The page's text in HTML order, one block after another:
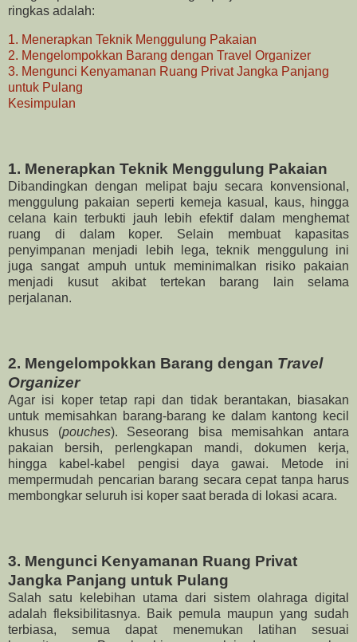
ringkas adalah:
1. Menerapkan Teknik Menggulung Pakaian
2. Mengelompokkan Barang dengan Travel Organizer
3. Mengunci Kenyamanan Ruang Privat Jangka Panjang
untuk Pulang
Kesimpulan
1. Menerapkan Teknik Menggulung Pakaian
Dibandingkan dengan melipat baju secara konvensional,
menggulung pakaian seperti kemeja kasual, kaus, hingga
celana kain terbukti jauh lebih efektif dalam menghemat
ruang di dalam koper. Selain membuat kapasitas
penyimpanan menjadi lebih lega, teknik menggulung ini
juga sangat ampuh untuk meminimalkan risiko pakaian
menjadi kusut akibat tertekan barang lain selama
perjalanan.
2. Mengelompokkan Barang dengan Travel
Organizer
Agar isi koper tetap rapi dan tidak berantakan, biasakan
untuk memisahkan barang-barang ke dalam kantong kecil
khusus (pouches). Seseorang bisa memisahkan antara
pakaian bersih, perlengkapan mandi, dokumen kerja,
hingga kabel-kabel pengisi daya gawai. Metode ini
mempermudah pencarian barang secara cepat tanpa harus
membongkar seluruh isi koper saat berada di lokasi acara.
3. Mengunci Kenyamanan Ruang Privat
Jangka Panjang untuk Pulang
Salah satu kelebihan utama dari sistem olahraga digital
adalah fleksibilitasnya. Baik pemula maupun yang sudah
terbiasa, semua dapat menemukan latihan sesuai